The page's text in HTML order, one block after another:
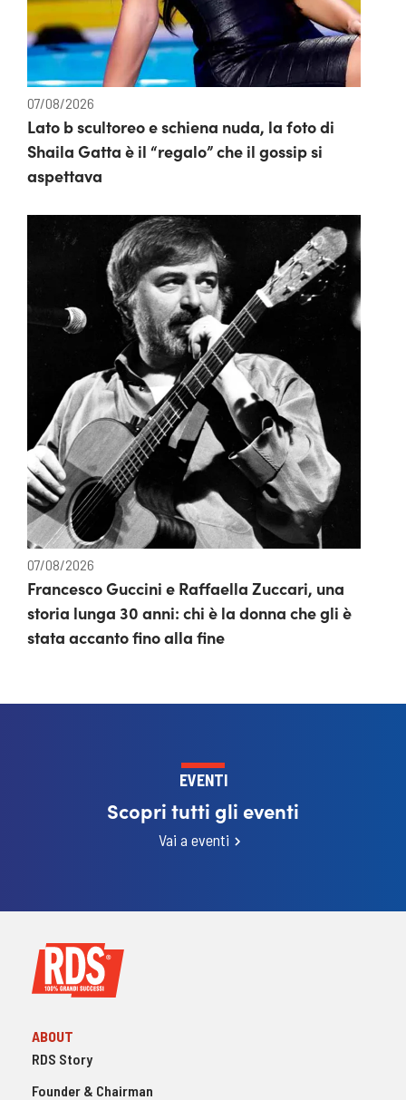
07/08/2026
Lato b scultoreo e schiena nuda, la foto di
Shaila Gatta è il “regalo” che il gossip si
aspettava
07/08/2026
Francesco Guccini e Raffaella Zuccari, una
storia lunga 30 anni: chi è la donna che gli è
stata accanto fino alla fine
EVENTI
Scopri tutti gli eventi
Vai a eventi
ABOUT
RDS Story
Founder & Chairman